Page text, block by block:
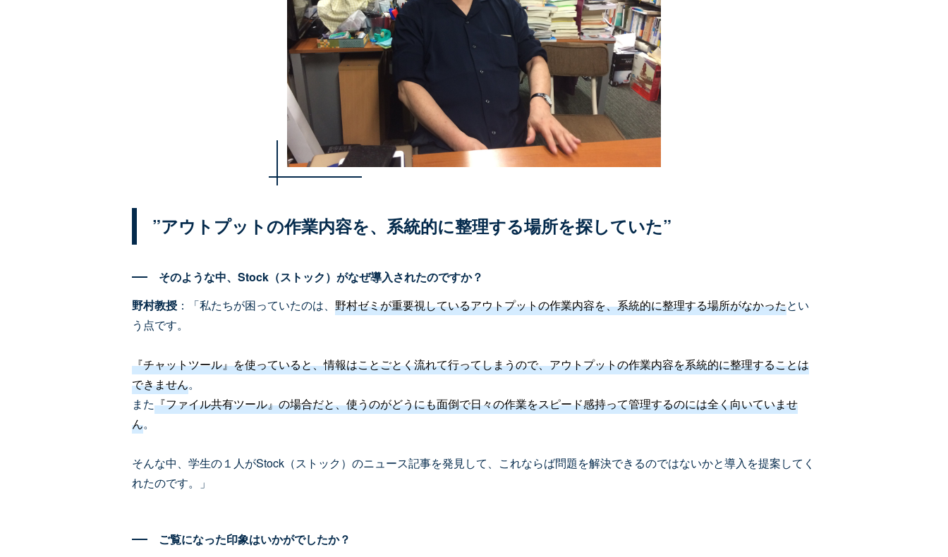
”アウトプットの作業内容を、系統的に整理する場所を探していた”
そのような中、Stock（ストック）がなぜ導入されたのですか？
野村教授 ：「私たちが困っていたのは、 野村ゼミが重要視しているアウトプットの作業内容を、系統的に整理する場所がなかったとい
う点です。
『チャットツール』を使っていると、情報はことごとく流れて行ってしまうので、アウトプットの作業内容を系統的に整理することは
できません。
また『ファイル共有ツール』の場合だと、使うのがどうにも面倒で日々の作業をスピード感持って管理するのには全く向いていませ
ん。
そんな中、学生の１人がStock（ストック）のニュース記事を発見して、これならば問題を解決できるのではないかと導入を提案してく
れたのです。」
ご覧になった印象はいかがでしたか？